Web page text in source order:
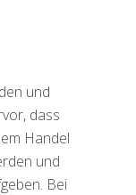
und
dass
Handel
und
Bei